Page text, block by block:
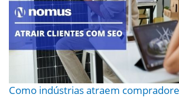
Como indústrias atraem